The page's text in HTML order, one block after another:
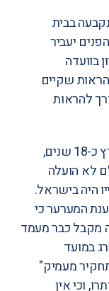
בבית
יעביר
בוועדה
שקיים
להראות
בית המשפט קבע שהמערער שוהה בארץ כ-18 שנים,
לא הועלה
היה בישראל.
המערער כי
מקבל כבר מעמד
במועד
מעמיק"
וכי אין